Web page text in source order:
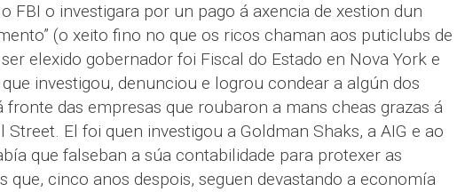
FBI o investigara por un pago á axencia de xestion dun
(o xeito fino no que os ricos chaman aos puticlubs de
elexido gobernador foi Fiscal do Estado en Nova York e
investigou, denunciou e logrou condear a algún dos
fronte das empresas que roubaron a mans cheas grazas á
El foi quen investigou a Goldman Shaks, a AIG e ao
que falseban a súa contabilidade para protexer as
que, cinco anos despois, seguen devastando a economía